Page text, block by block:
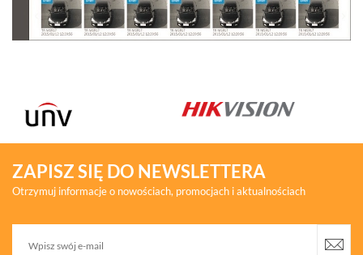
ZAPISZ SIĘ DO NEWSLETTERA
Otrzymuj informacje o nowościach, promocjach i aktualnościach